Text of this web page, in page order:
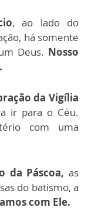
, ao lado do
há somente
Deus. Nosso
da Vigília
ir para o Céu.
com uma
da Páscoa, as
do batismo, a
com Ele.